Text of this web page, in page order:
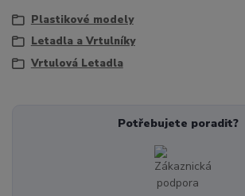
Plastikové modely
Letadla a Vrtulníky
Vrtulová Letadla
Potřebujete poradit?